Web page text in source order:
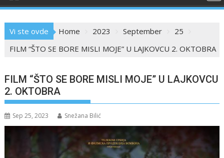
Vi ste ovde Home 2023 September
25
FILM “ŠTO SE BORE MISLI MOJE” U LAJKOVCU 2. OKTOBRA
FILM “ŠTO SE BORE MISLI MOJE” U LAJKOVCU
2. OKTOBRA
Sep 25, 2023 Snežana Bilić